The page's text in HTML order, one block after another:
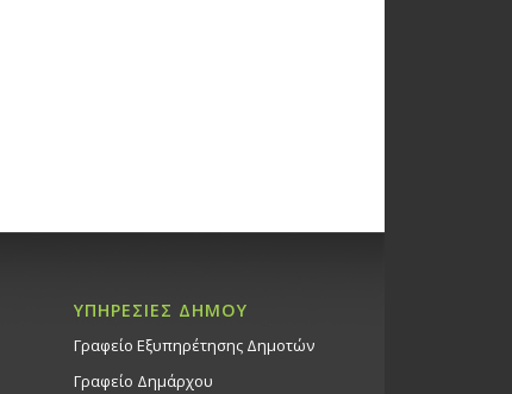
ΥΠΗΡΕΣΙΕΣ ΔΗΜΟΥ
Γραφείο Εξυπηρέτησης Δημοτών
Γραφείο Δημάρχου